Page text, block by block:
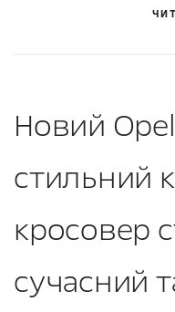
Новий
стильний
кросовер
сучасний